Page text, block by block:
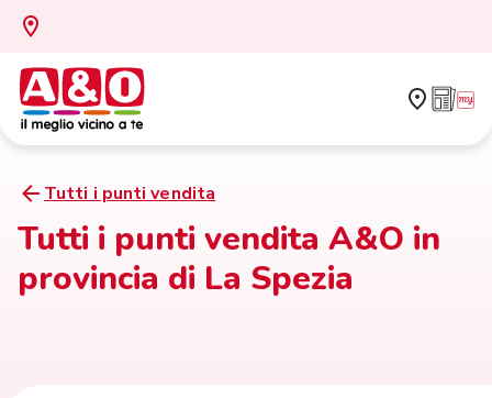
Tutti i punti vendita
Tutti i punti vendita A&O in
provincia di La Spezia